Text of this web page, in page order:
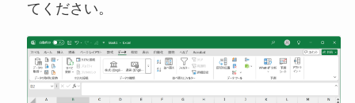
てください。